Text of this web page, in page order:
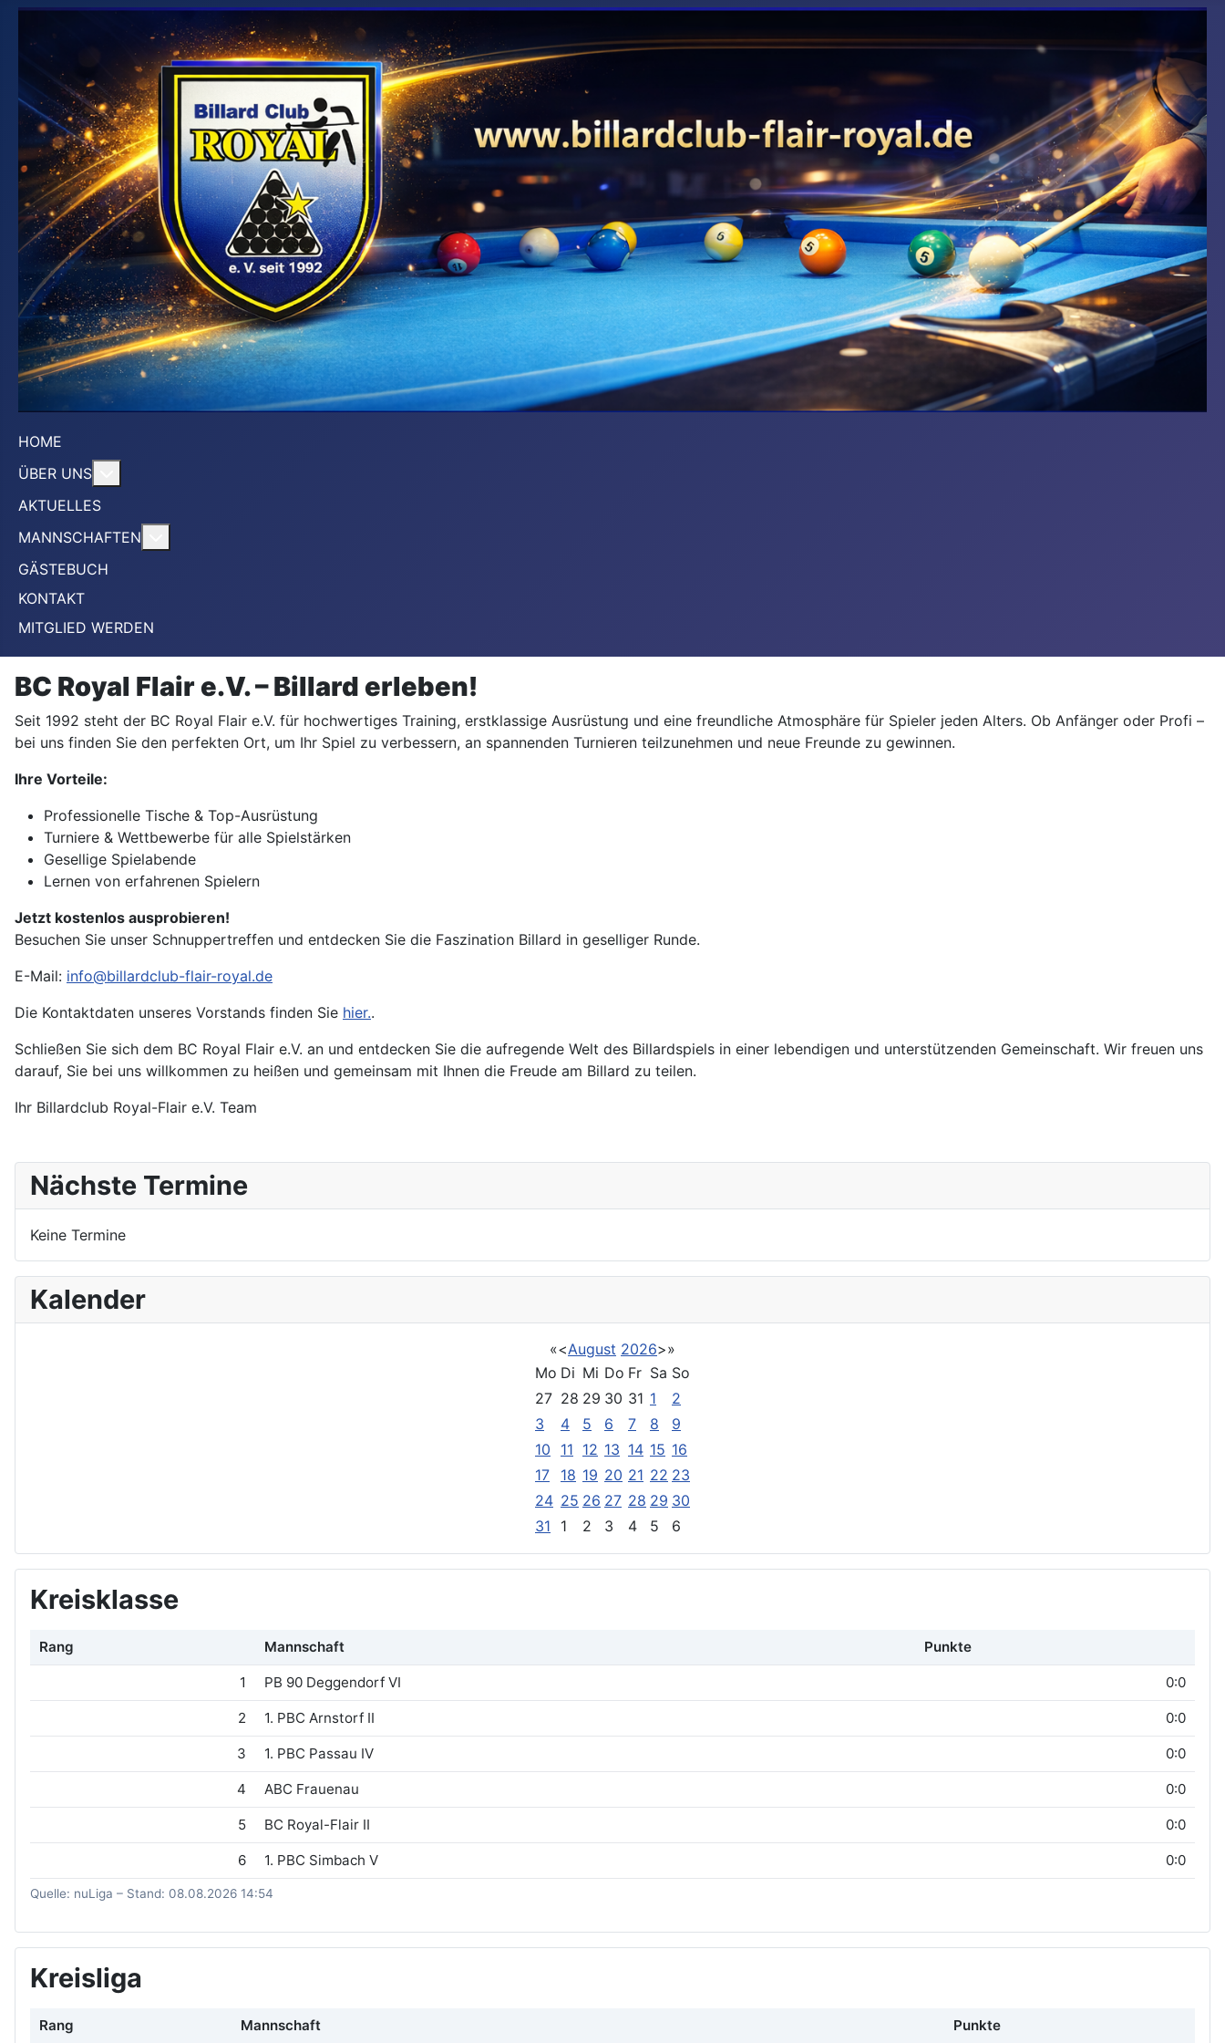
HOME
ÜBER UNS
AKTUELLES
MANNSCHAFTEN
GÄSTEBUCH
KONTAKT
MITGLIED WERDEN
BC Royal Flair e.V. – Billard erleben!
Seit 1992 steht der BC Royal Flair e.V. für hochwertiges Training, erstklassige Ausrüstung und eine freundliche Atmosphäre für Spieler jeden Alters. Ob Anfänger oder Profi –
bei uns finden Sie den perfekten Ort, um Ihr Spiel zu verbessern, an spannenden Turnieren teilzunehmen und neue Freunde zu gewinnen.
Ihre Vorteile:
Professionelle Tische & Top-Ausrüstung
Turniere & Wettbewerbe für alle Spielstärken
Gesellige Spielabende
Lernen von erfahrenen Spielern
Jetzt kostenlos ausprobieren!
Besuchen Sie unser Schnuppertreffen und entdecken Sie die Faszination Billard in geselliger Runde.
E-Mail: info@billardclub-flair-royal.de
Die Kontaktdaten unseres Vorstands finden Sie hier..
Schließen Sie sich dem BC Royal Flair e.V. an und entdecken Sie die aufregende Welt des Billardspiels in einer lebendigen und unterstützenden Gemeinschaft. Wir freuen uns
darauf, Sie bei uns willkommen zu heißen und gemeinsam mit Ihnen die Freude am Billard zu teilen.
Ihr Billardclub Royal-Flair e.V. Team
Nächste Termine
Keine Termine
Kalender
«<August 2026>»
Mo Di Mi Do Fr Sa So
27 28 29 30 31 1
2
3
4 5 6 7 8
9
10
11 12 13 14 15 16
17
18 19 20 21 22 23
24 25 26 27 28 29 30
31
1 2 3 4 5 6
Kreisklasse
Rang Mannschaft Punkte
1 PB 90 Deggendorf VI 0:0
2 1. PBC Arnstorf II 0:0
3 1. PBC Passau IV 0:0
4 ABC Frauenau 0:0
5 BC Royal-Flair II 0:0
6 1. PBC Simbach V 0:0
Quelle: nuLiga – Stand: 08.08.2026 14:54
Kreisliga
Rang Mannschaft Punkte